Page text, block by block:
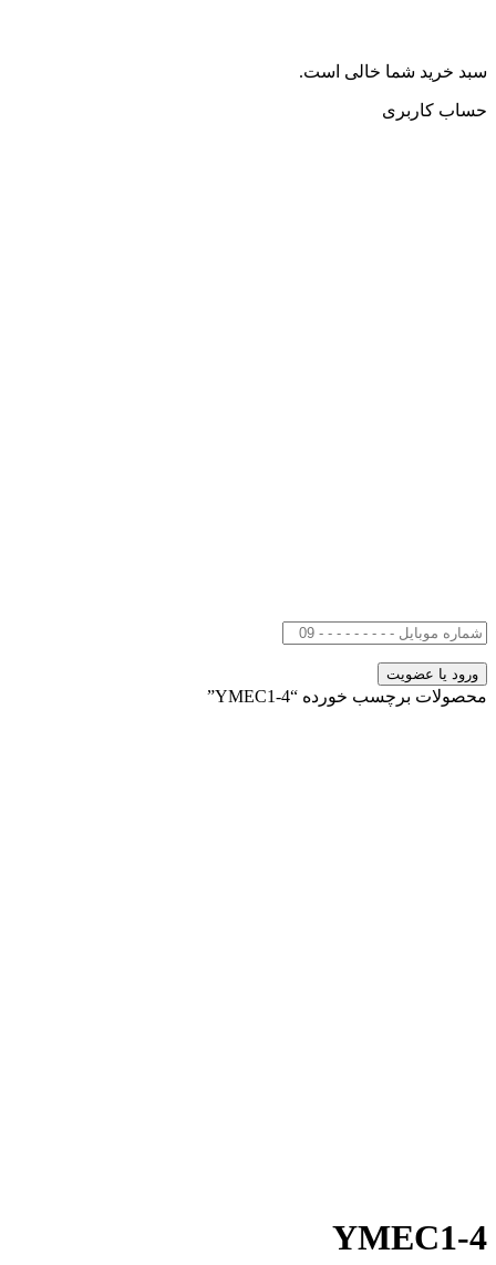
سبد خرید شما خالی است.
حساب کاربری
محصولات برچسب خورده “YMEC1-4”
YMEC1-4